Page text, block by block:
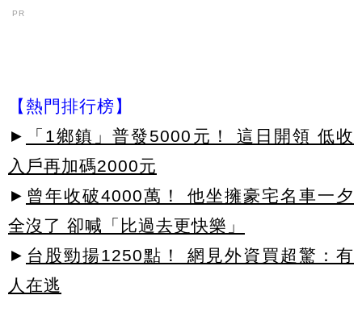
PR
【熱門排行榜】
►
「1鄉鎮」普發5000元！ 這日開領 低收
入戶再加碼2000元
► 曾年收破4000萬！ 他坐擁豪宅名車一夕
全沒了 卻喊「比過去更快樂」
► 台股勁揚1250點！ 網見外資買超驚：有
人在逃